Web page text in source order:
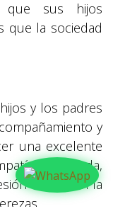
que sus hijos
que la sociedad
y los padres
y
una excelente
es limitada,
mutua en la